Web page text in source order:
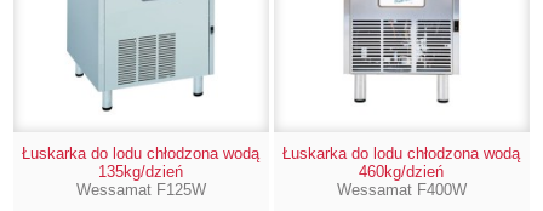
Łuskarka do lodu chłodzona wodą
135kg/dzień
Wessamat F125W
Łuskarka do lodu chłodzona wodą
460kg/dzień
Wessamat F400W